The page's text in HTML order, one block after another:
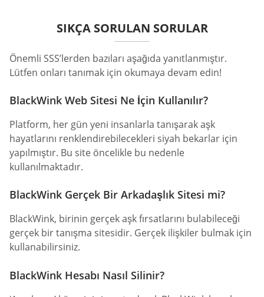
SIKÇA SORULAN SORULAR
Önemli SSS’lerden bazıları aşağıda yanıtlanmıştır.
Lütfen onları tanımak için okumaya devam edin!
BlackWink Web Sitesi Ne İçin Kullanılır?
Platform, her gün yeni insanlarla tanışarak aşk
hayatlarını renklendirebilecekleri siyah bekarlar için
yapılmıştır. Bu site öncelikle bu nedenle
kullanılmaktadır.
BlackWink Gerçek Bir Arkadaşlık Sitesi mi?
BlackWink, birinin gerçek aşk fırsatlarını bulabileceği
gerçek bir tanışma sitesidir. Gerçek ilişkiler bulmak için
kullanabilirsiniz.
BlackWink Hesabı Nasıl Silinir?